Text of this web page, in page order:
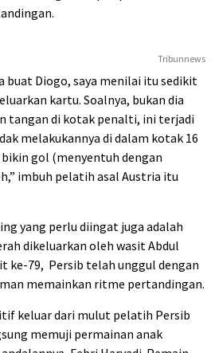
Tribunnews
buat Diogo, saya menilai itu sedikit
kartu. Soalnya, bukan dia
tangan di kotak penalti, ini terjadi
melakukannya di dalam kotak 16
gol (menyentuh dengan
imbuh pelatih asal Austria itu
yang perlu diingat juga adalah
dikeluarkan oleh wasit Abdul
ke-79, Persib telah unggul dengan
memainkan ritme pertandingan.
keluar dari mulut pelatih Persib
memuji permainan anak